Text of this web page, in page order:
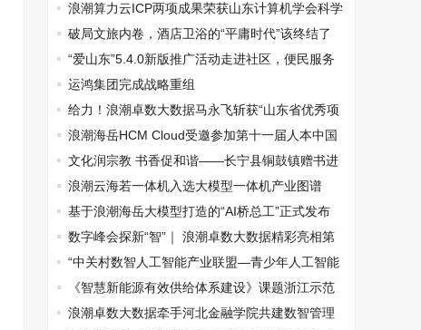
浪潮算力云ICP两项成果荣获山东计算机学会科学
技术奖
破局文旅内卷，酒店卫浴的“平庸时代”该终结了
“爱山东”5.4.0新版推广活动走进社区，便民服务
再升级
运鸿集团完成战略重组
给力！浪潮卓数大数据马永飞斩获“山东省优秀项
目经理”评选二等奖
浪潮海岳HCM Cloud受邀参加第十一届人本中国
论坛，荣获“优秀会员单位”
文化润宗教 书香促和谐——长宁县铜鼓镇赠书进
宗教场所
浪潮云海若一体机入选大模型一体机产业图谱
基于浪潮海岳大模型打造的“AI桥总工”正式发布
数字峰会探新“智”｜ 浪潮卓数大数据精彩亮相第
九届数字中国建设峰会
“中关村数智人工智能产业联盟—青少年人工智能
素质提升计划”正式启动
《智慧新能源有效供给体系建设》课题浙江示范
基地揭牌
浪潮卓数大数据牵手河北金融学院共建数智管理